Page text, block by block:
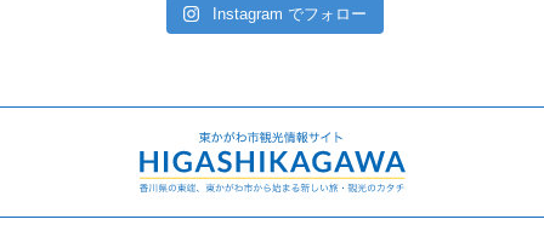
Instagram でフォロー